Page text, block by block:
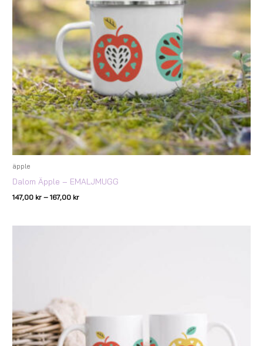
äpple
Dalom Äpple – EMALJMUGG
147,00 kr – 167,00 kr